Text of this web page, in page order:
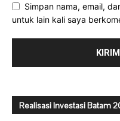
Simpan nama, email,
untuk lain kali saya
Realisasi Investasi Batam